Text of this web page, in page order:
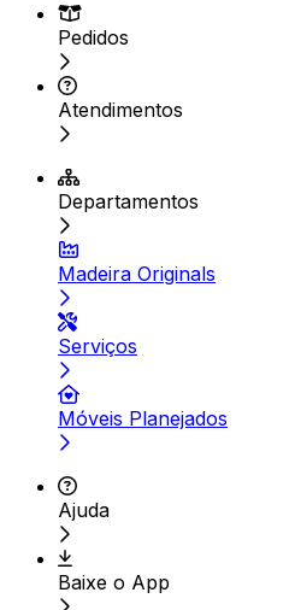
Pedidos
Atendimentos
Departamentos
Madeira Originals
Serviços
Móveis Planejados
Ajuda
Baixe o App